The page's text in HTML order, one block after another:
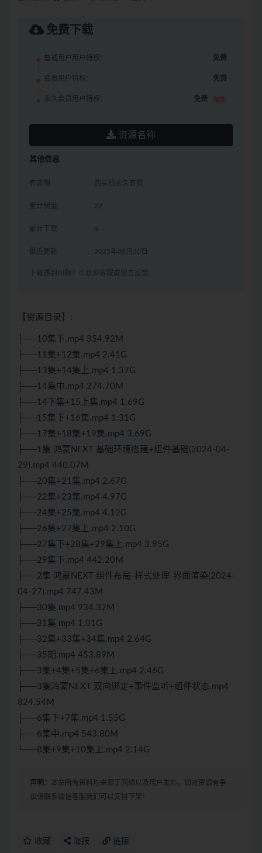
免费下载
普通用户用户特权： 免费
会员用户特权： 免费
永久会员用户特权： 免费 推荐
资源名称
其他信息
有效期 购买后永久有效
累计销量 22
累计下载 4
最近更新 2025年08月30日
下载遇到问题？可联系客服或留言反馈
【资源目录】:
├──10集下.mp4 354.92M
├──11集+12集.mp4 2.41G
├──13集+14集上.mp4 1.37G
├──14集中.mp4 274.70M
├──14下集+15上集.mp4 1.69G
├──15集下+16集.mp4 1.31G
├──17集+18集+19集.mp4 3.69G
├──1集 鸿蒙NEXT 基础环境搭建+组件基础(2024-04-
29).mp4 440.07M
├──20集+21集.mp4 2.67G
├──22集+23集.mp4 4.97G
├──24集+25集.mp4 4.12G
├──26集+27集上.mp4 2.10G
├──27集下+28集+29集上.mp4 3.95G
├──29集下.mp4 442.20M
├──2集 鸿蒙NEXT 组件布局-样式处理-界面渲染(2024-
04-27).mp4 747.43M
├──30集.mp4 934.32M
├──31集.mp4 1.01G
├──32集+33集+34集.mp4 2.64G
├──35期.mp4 453.89M
├──3集+4集+5集+6集上.mp4 2.46G
├──3集鸿蒙NEXT 双向绑定+事件监听+组件状态.mp4
824.54M
├──6集下+7集.mp4 1.55G
├──6集中.mp4 543.80M
└──8集+9集+10集上.mp4 2.14G
声明： 本站所有资料均来源于网络以及用户发布，如对资源有争
议请联系微信客服我们可以安排下架！
收藏 海报 链接